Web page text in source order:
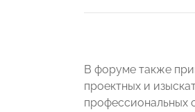
В форуме также
проектных и
профессиональных